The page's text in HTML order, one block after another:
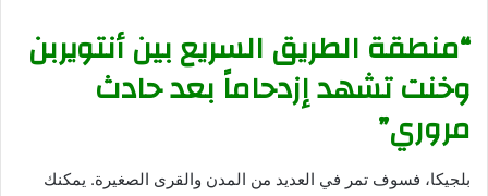
“منطقة الطريق السريع بين أنتويربن
وخنت تشهد إزدحاماً بعد حادث
مروري”
بلجيكا، فسوف تمر في العديد من المدن والقرى الصغيرة. يمكنك